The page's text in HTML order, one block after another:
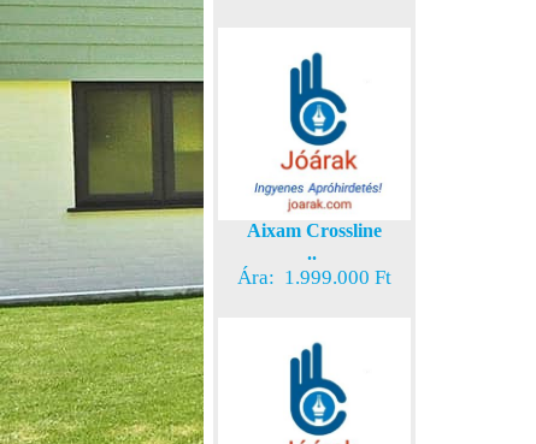
Aixam Crossline
..
Ára: 1.999.000 Ft